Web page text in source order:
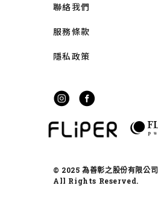
聯絡我們
服務條款
隱私政策
© 2025 為善彰之股份有限公司
All Rights Reserved.